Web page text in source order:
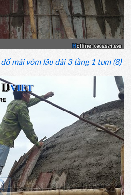
mái vòm lâu đài 3 tầng 1 tum (8)